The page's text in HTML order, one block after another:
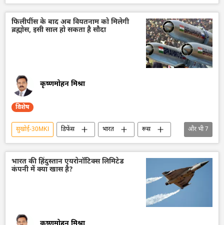
फिलीपींस
वियतनाम
इंडोनेशिया
ब्राज़ील
भारतीय सेना
भारतीय सशस्‍त्र सेनाएँ
भारतीय नौसेना
फिलीपींस के बाद अब वियतनाम को मिलेगी
ब्रह्मोस, इसी साल हो सकता है सौदा
कृष्णमोहन मिश्रा
विशेष
सुखोई-30MKI डिफेंस भारत
रूस
वियतनाम
ब्रह्मोस
दक्षिण चीन सागर
भारतीय सेना
भारतीय सशस्‍त्र सेनाएँ
और भी7
भारत की हिंदुस्तान एयरोनॉटिक्स लिमिटेड
कंपनी में क्या खास है?